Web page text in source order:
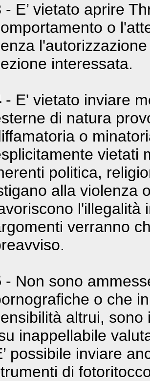
- E’ vietato aprire
o
interessata.
- E' vietato inviare
di natura
o
vietati
politica,
alla violenza
l'illegalità
verranno
- Non sono
o che
altrui,
inappellabile
possibile inviare
di